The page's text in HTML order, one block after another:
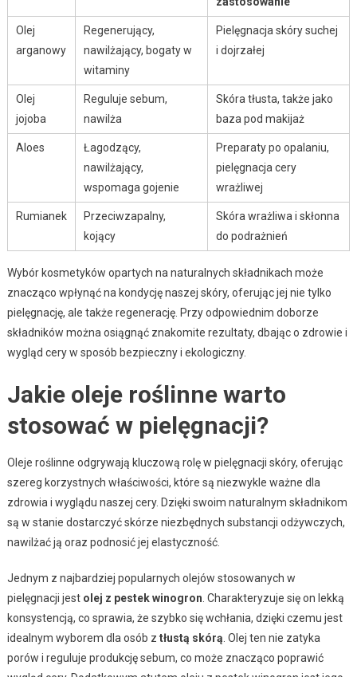
Olej
arganowy
Regenerujący,
nawilżający, bogaty w
witaminy
Pielęgnacja skóry suchej
i dojrzałej
Olej
jojoba
Reguluje sebum,
nawilża
Skóra tłusta, także jako
baza pod makijaż
Aloes
Łagodzący,
nawilżający,
wspomaga gojenie
Preparaty po opalaniu,
pielęgnacja cery
wrażliwej
Rumianek
Przeciwzapalny,
kojący
Skóra wrażliwa i skłonna
do podrażnień
Wybór kosmetyków opartych na naturalnych składnikach może
znacząco wpłynąć na kondycję naszej skóry, oferując jej nie tylko
pielęgnację, ale także regenerację. Przy odpowiednim doborze
składników można osiągnąć znakomite rezultaty, dbając o zdrowie i
wygląd cery w sposób bezpieczny i ekologiczny.
Jakie oleje roślinne warto
stosować w pielęgnacji?
Oleje roślinne odgrywają kluczową rolę w pielęgnacji skóry, oferując
szereg korzystnych właściwości, które są niezwykle ważne dla
zdrowia i wyglądu naszej cery. Dzięki swoim naturalnym składnikom
są w stanie dostarczyć skórze niezbędnych substancji odżywczych,
nawilżać ją oraz podnosić jej elastyczność.
Jednym z najbardziej popularnych olejów stosowanych w
pielęgnacji jest olej z pestek winogron . Charakteryzuje się on lekką
konsystencją, co sprawia, że szybko się wchłania, dzięki czemu jest
idealnym wyborem dla osób z tłustą skórą . Olej ten nie zatyka
porów i reguluje produkcję sebum, co może znacząco poprawić